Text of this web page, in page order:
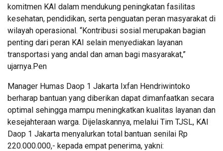
komitmen KAI dalam mendukung peningkatan fasilitas
kesehatan, pendidikan, serta penguatan peran masyarakat di
wilayah operasional. “Kontribusi sosial merupakan bagian
penting dari peran KAI selain menyediakan layanan
transportasi yang andal dan aman bagi masyarakat,”
ujarnya.Pen
Manager Humas Daop 1 Jakarta Ixfan Hendriwintoko
berharap bantuan yang diberikan dapat dimanfaatkan secara
optimal sehingga mampu meningkatkan kualitas layanan dan
kesejahteraan warga. Dijelaskannya, melalui Tim TJSL, KAI
Daop 1 Jakarta menyalurkan total bantuan senilai Rp
220.000.000,- kepada empat penerima, yakni: